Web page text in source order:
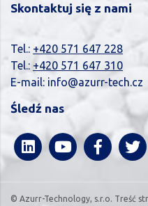
Skontaktuj się z nami
Tel.: +420 571 647 228
Tel.: +420 571 647 310
E-mail: info@azurr-tech.cz
Śledź nas
© Azurr-Technology, s.r.o. Treść